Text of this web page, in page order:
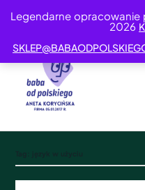
Legendarne
2026